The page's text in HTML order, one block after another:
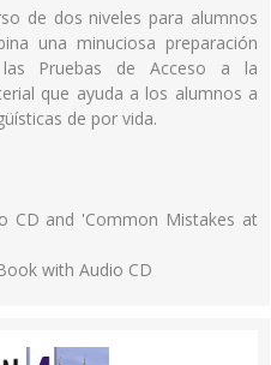
de dos niveles para alumnos
una minuciosa preparación
Pruebas de Acceso a la
que ayuda a los alumnos a
de por vida.
CD and 'Common Mistakes at
with Audio CD